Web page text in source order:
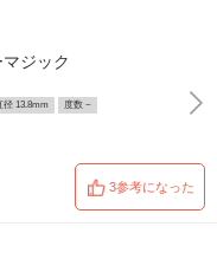
ジック
径 13.8mm 度数 ~
3参考になった